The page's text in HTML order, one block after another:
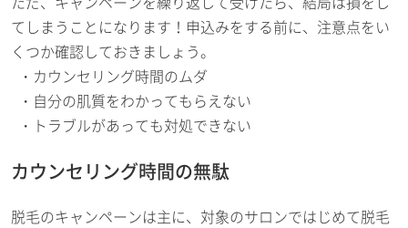
てしまうことになります！申込みをする前に、注意点をい
くつか確認しておきましょう。
カウンセリング時間のムダ
自分の肌質をわかってもらえない
トラブルがあっても対処できない
カウンセリング時間の無駄
脱毛のキャンペーンは主に、対象のサロンではじめて脱毛